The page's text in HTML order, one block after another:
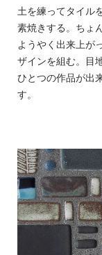
土を練ってタイル
素焼きする。ちょ
ようやく出来上が
ザインを組む。目
ひとつの作品が出
す。